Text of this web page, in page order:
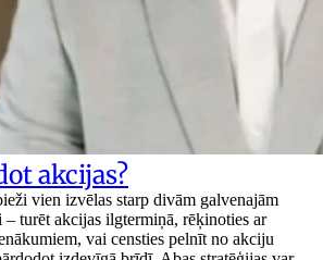
akcijas?
vien izvēlas starp divām galvenajām
– turēt akcijas ilgtermiņā, rēķinoties ar
vai censties pelnīt no akciju